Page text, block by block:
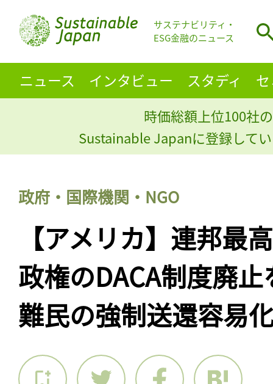
サステナビリティ・
ESG金融のニュース
ニュース インタビュー スタディ
時価総額上位100社
Sustainable Japanに登録して
政府・国際機関・NGO
【アメリカ】連邦最
政権のDACA制度廃
難民の強制送還容易